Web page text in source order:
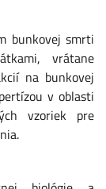
bunkovej smrti
vrátane
na bunkovej
v oblasti
vzoriek pre